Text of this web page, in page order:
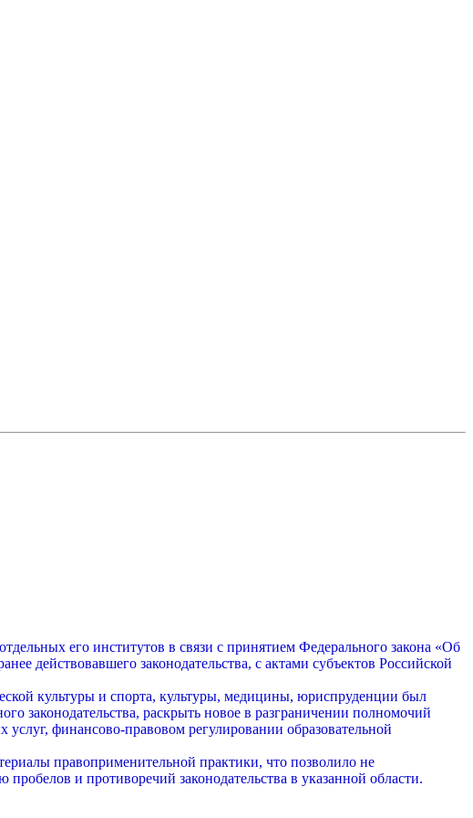
его институтов в связи с принятием Федерального закона «Об
действовавшего законодательства, с актами субъектов Российской
культуры и спорта, культуры, медицины, юриспруденции был
законодательства, раскрыть новое в разграничении полномочий
услуг, финансово-правовом регулировании образовательной
правоприменительной практики, что позволило не
и противоречий законодательства в указанной области.